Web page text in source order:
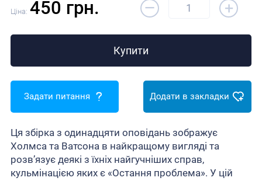
Ціна: 450 грн. – +
Купити
Задати питання Додати в закладки
Ця збірка з одинадцяти оповідань зображує
Холмса та Ватсона в найкращому вигляді та
розв’язує деякі з їхніх найгучніших справ,
кульмінацією яких є «Остання проблема». У цій